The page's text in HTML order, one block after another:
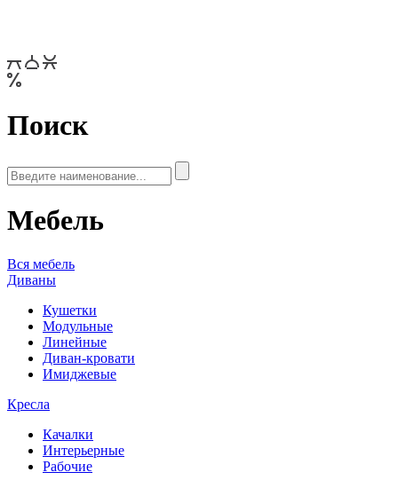
Поиск
Мебель
Вся мебель
Диваны
Кушетки
Модульные
Линейные
Диван-кровати
Имиджевые
Кресла
Качалки
Интерьерные
Рабочие